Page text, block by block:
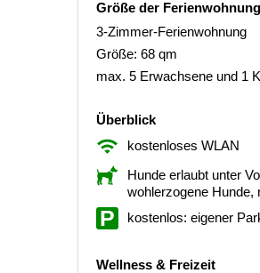
Größe der Ferienwohnung
3-Zimmer-Ferienwohnung
Größe: 68 qm
max. 5 Erwachsene und 1
Überblick
kostenloses WLAN
Hunde erlaubt unter
wohlerzogene Hunde,
kostenlos: eigener
Wellness & Freizeit